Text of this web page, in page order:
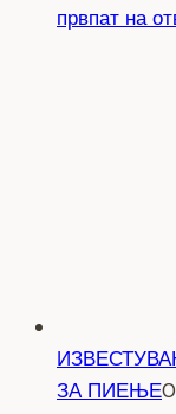
првпат на
ЗА ПИЕЊЕ